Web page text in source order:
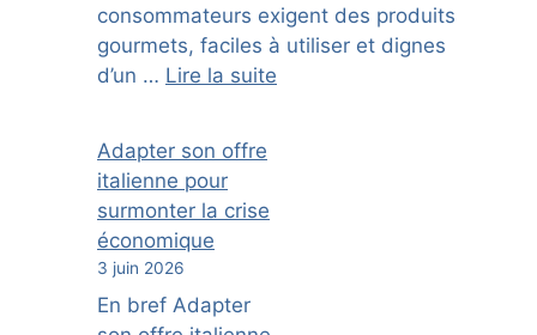
consommateurs exigent des produits
gourmets, faciles à utiliser et dignes
d’un … Lire la suite
Adapter son offre
italienne pour
surmonter la crise
économique
3 juin 2026
En bref Adapter